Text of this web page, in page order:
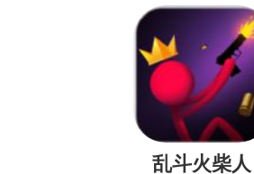
动作格斗 休闲
卡牌对战 音乐
挂机养成
乱斗火柴人